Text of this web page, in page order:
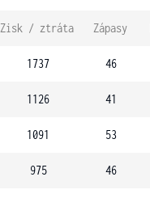
Zisk / ztráta Zápasy
1737 46
1126 41
1091 53
975 46